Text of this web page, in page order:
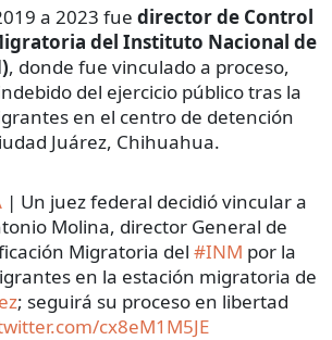
a 2023 fue director de Control
del Instituto Nacional de
, donde fue vinculado a proceso,
del ejercicio público tras la
en el centro de detención
Juárez, Chihuahua.
| Un juez federal decidió vincular a
Molina, director General de
Migratoria del #INM por la
en la estación migratoria de
; seguirá su proceso en libertad
cx8eM1M5JE